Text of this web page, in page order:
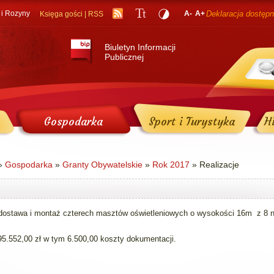
Rozyny Księga gości RSS A- A+Deklaracja
Gospodarka Sport i Turystyka
Gospodarka » Granty Obywatelskie » Rok 2017 » Realizacje
i montaż czterech masztów oświetleniowych o wysokości 16m z 8
zł w tym 6.500,00 koszty dokumentacji.
Biuletyn Informacji
Publicznej